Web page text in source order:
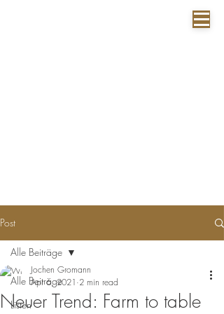
Post
Alle Beiträge
Listen
Alle Beiträge
Neuer Trend: Farm to table
Jochen Gromann
Apr 6, 2021 2 min read